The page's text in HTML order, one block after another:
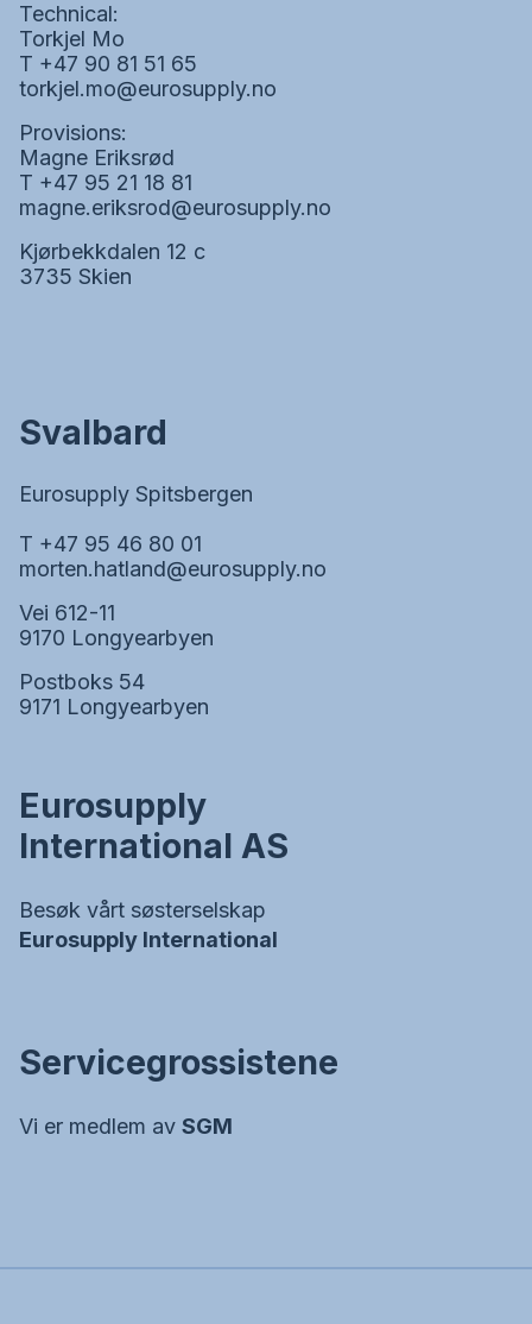
Technical:
Torkjel Mo
T +47 90 81 51 65
torkjel.mo@eurosupply.no
Provisions:
Magne Eriksrød
T +47 95 21 18 81
magne.eriksrod@eurosupply.no
Kjørbekkdalen 12 c
3735 Skien
Svalbard
Eurosupply Spitsbergen
T +47 95 46 80 01
morten.hatland@eurosupply.no
Vei 612-11
9170 Longyearbyen
Postboks 54
9171 Longyearbyen
Eurosupply
International AS
Besøk vårt søsterselskap
Eurosupply International
Servicegrossistene
Vi er medlem av SGM